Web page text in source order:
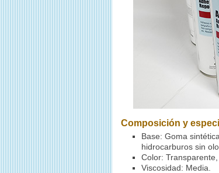
Composición y
Base: Goma
hidrocarburos sin
Color: Transparente,
Viscosidad: Media.